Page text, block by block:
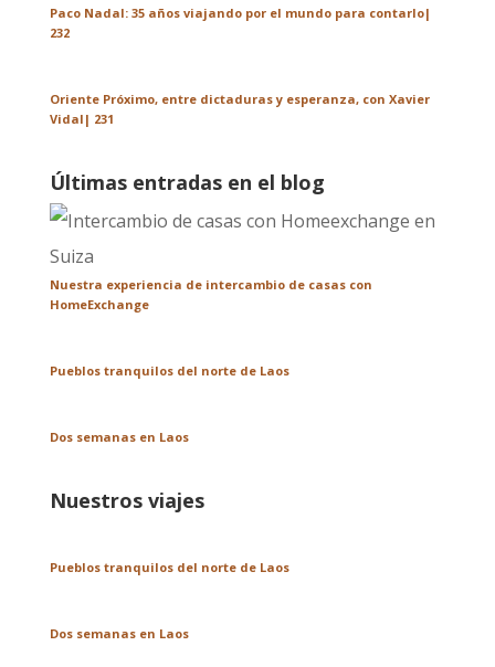
Paco Nadal: 35 años viajando por el mundo para contarlo|
232
Oriente Próximo, entre dictaduras y esperanza, con Xavier
Vidal| 231
Últimas entradas en el blog
Nuestra experiencia de intercambio de casas con
HomeExchange
Pueblos tranquilos del norte de Laos
Dos semanas en Laos
Nuestros viajes
Pueblos tranquilos del norte de Laos
Dos semanas en Laos